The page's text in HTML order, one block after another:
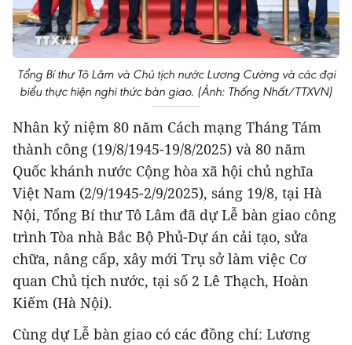
Tổng Bí thư Tô Lâm và Chủ tịch nước Lương Cường và các đại
biểu thực hiện nghi thức bàn giao. (Ảnh: Thống Nhất/TTXVN)
Nhân kỷ niệm 80 năm Cách mạng Tháng Tám
thành công (19/8/1945-19/8/2025) và 80 năm
Quốc khánh nước Cộng hòa xã hội chủ nghĩa
Việt Nam (2/9/1945-2/9/2025), sáng 19/8, tại Hà
Nội, Tổng Bí thư Tô Lâm đã dự Lễ bàn giao công
trình Tòa nhà Bắc Bộ Phủ-Dự án cải tạo, sửa
chữa, nâng cấp, xây mới Trụ sở làm việc Cơ
quan Chủ tịch nước, tại số 2 Lê Thạch, Hoàn
Kiếm (Hà Nội).
Cùng dự Lễ bàn giao có các đồng chí: Lương